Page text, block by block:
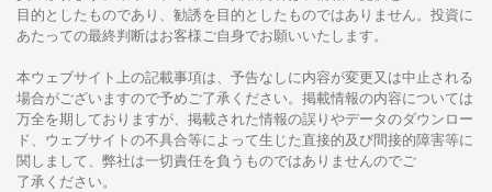
目的としたものであり、 勧誘を 目的としたものではありません。 投資に
あたっての最終判断はお客様ご自身でお願いいたします。
本ウェブサイト 上の記載事項は、 予告なしに内容が変更又は中止さ れる
場合がございますので予めご了承ください。 掲載情報の内容については
万全を期しておりますが、 掲載さ れた情報の誤りやデータのダウンロー
ド、 ウェブサイトの不具合等によって生じた 直接的及び間接的障害等に
関し まして、 弊社は一切責任を負うものではありませんのでご
了承ください。